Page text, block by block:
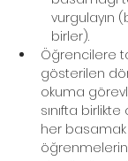
vurgulayın
birler).
Öğrencilere
gösterilen
okuma
sınıfta
her